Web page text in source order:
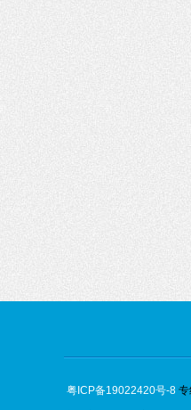
粤ICP备19022420号-8